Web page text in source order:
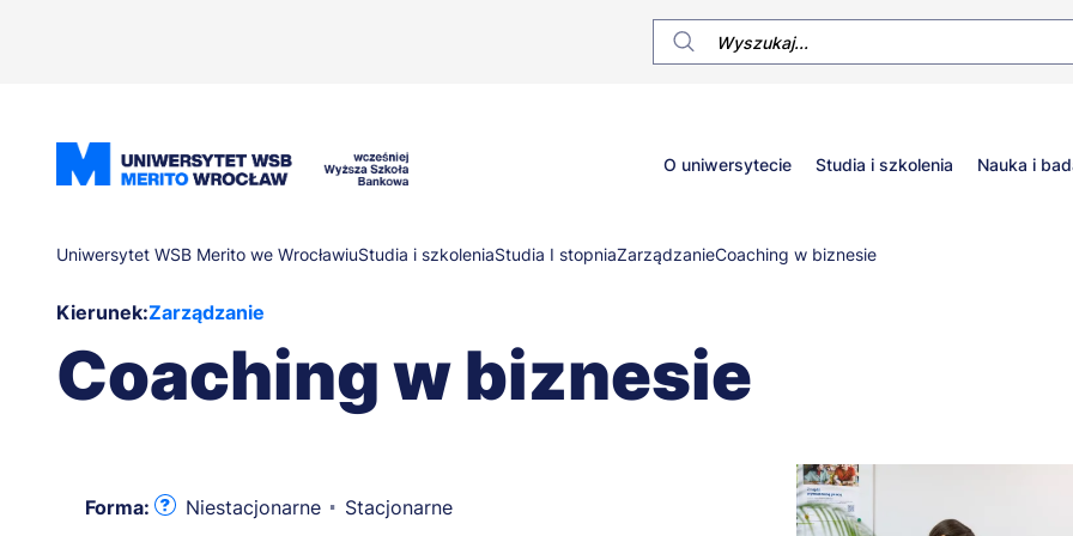
Główne
menu
O uniwersytecie Studia i szkolenia Nauka i
Ścieżka
nawigacyjna
Uniwersytet WSB Merito we WrocławiuStudia i szkoleniaStudia I stopniaZarządzanieCoaching w biznesie
Kierunek:Zarządzanie
Coaching w biznesie
Forma: Niestacjonarne Stacjonarne